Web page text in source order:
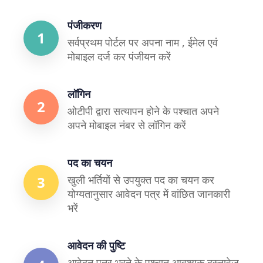
»
आं बा कार्यकर्ता नियुक्ति केंद्र खम्हरिया 2 बेमेतरा -
आंगनबाड़ी कार्यकर्ता नियुक्ति आंगनबाड़ी केंद्र खम्हरिया
क्रमांक 2 सेक्टर चंदनु परियोजना बेमेतरा
»
आँगन बाड़ी सहायिका नियुक्ति झाल 2 खंड्सरा -
आँगनबाड़ी सहायिका नियुक्ति आंगनबाड़ी केंद्र झाल
»
आगनबाडी सहायिका उलनार - आगनबाडी सहायिका
उलनार
» PALNA AWH NIYUKTI PREMNAGAR
1
पंजीकरण
सर्वप्रथम पोर्टल पर अपना नाम , ईमेल एवं
मोबाइल दर्ज कर पंजीयन करें
2
लॉगिन
ओटीपी द्वारा सत्यापन होने के पश्चात अपने
अपने मोबाइल नंबर से लॉगिन करें
3
पद का चयन
खुली भर्तियों से उपयुक्त पद का चयन कर
योग्यतानुसार आवेदन पत्र में वांछित जानकारी
भरें
आवेदन की पुष्टि